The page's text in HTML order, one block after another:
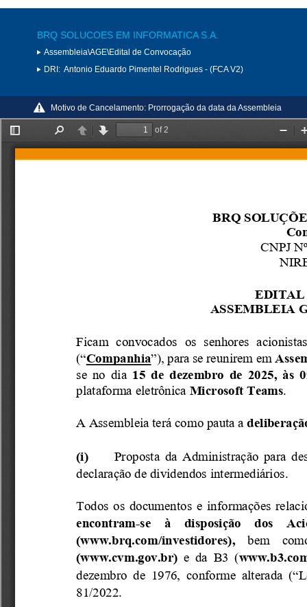
BRQ SOLUCOES EM INFORMATICA S.A.
Assembleia\AGE\Edital de Convocação
DRI: Antonio Eduardo Pimentel Rodrigues - (FCA V2)
Motivo de Cancelamento: Prorrogação da data da Assembleia